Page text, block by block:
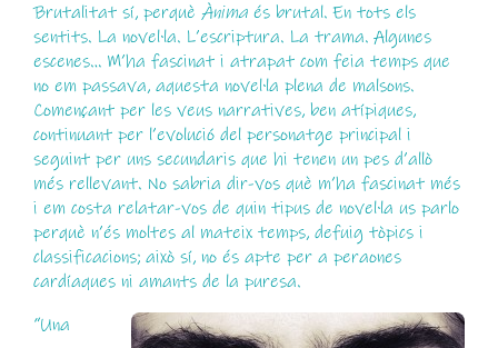
Brutalitat sí, perquè Ànimaés brutal. En tots els
sentits. La novel·la. L’escriptura. La trama. Algunes
escenes… M’ha fascinat i atrapat com feia temps que
no em passava, aquesta novel·la plena de malsons.
Començant per les veus narratives, ben atípiques,
continuant per l’evolució del personatge principal i
seguint per uns secundaris que hi tenen un pes d’allò
més rellevant. No sabria dir-vos què m’ha fascinat més
i em costa relatar-vos de quin tipus de novel·la us parlo
perquè n’és moltes al mateix temps, defuig tòpics i
classificacions; això sí, no és apte per a peraones
cardíaques ni amants de la puresa.
“Una